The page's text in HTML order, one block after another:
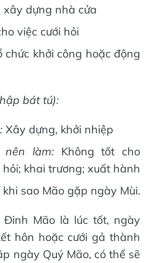
xây dựng nhà cửa
việc cưới hỏi
chức khởi công hoặc động
bát tú):
Xây dựng, khởi nhiệp
nên làm: Không tốt cho
khai trương; xuất hành
sao Mão gặp ngày Mùi.
Mão là lúc tốt, ngày
hôn hoặc cưới gả thành
ngày Quý Mão, có thể sẽ